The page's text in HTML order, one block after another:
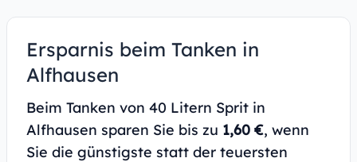
Ersparnis beim Tanken in
Alfhausen
Beim Tanken von 40 Litern Sprit in
Alfhausen sparen Sie bis zu 1,60 €, wenn
Sie die günstigste statt der teuersten